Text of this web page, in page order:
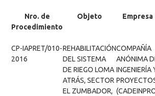
Nro. de
Procedimiento
Objeto Empresa
CP-IAPRET/010-
2016
REHABILITACIÓN
DEL SISTEMA
DE RIEGO LOMA
ATRÁS, SECTOR
EL ZUMBADOR,
COMPAÑÍA
ANÓNIMA
INGENIERÍA